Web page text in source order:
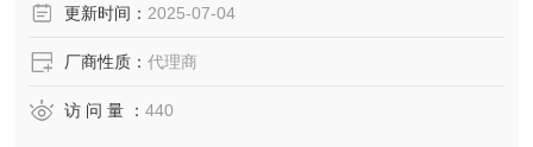
场景，可提升40%以上分选效率。
更新时间： 2025-07-04
厂商性质： 代理商
访 问 量 ： 440